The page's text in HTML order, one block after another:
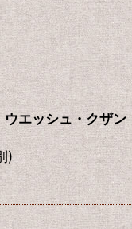
エッシュ・クザ
)